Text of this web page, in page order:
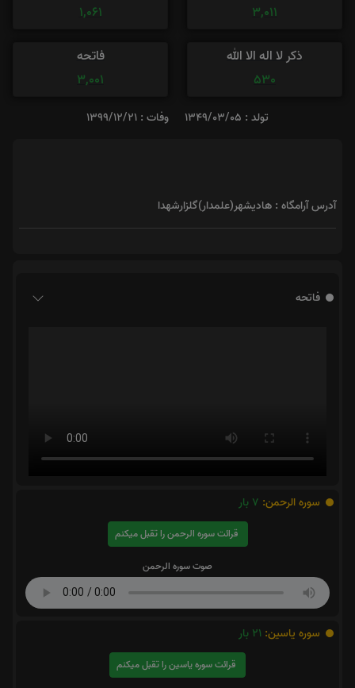
3,011
1,061
ذکر لا اله الا الله
530
فاتحه
3,001
تولد : 1349/03/05 وفات : 1399/12/21
آدرس آرامگاه : هادیشهر(علمدار)گلزارشهدا
فاتحه
سوره الرحمن: 7 بار
قرائت سوره الرحمن را تقبل میکنم
صوت سوره الرحمن
سوره یاسین: 21 بار
قرائت سوره یاسین را تقبل میکنم